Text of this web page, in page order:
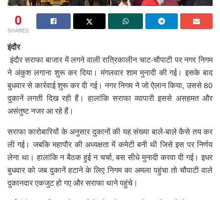
0
SHARES
इंदौर
इंदौर सराफा बाजार में लगने वाली रात्रिकालीन चाट-चौपाटी पर नगर निगम
ने अंकुश लगाना शुरू कर दिया। मंगलवार शाम मुनादी की गई। इसके बाद
बुधवार से कार्रवाई शुरू कर दी गई। नगर निगम ने जो ऐलान किया, उससे 80
दुकानें लगती दिख रही हैं। हालांकि सराफा व्यापारी इससे असहमत और
असंतुष्ट नजर आ रहे हैं।
सराफा कारोबारियों के अनुसार दुकानों की यह संख्या बाले-बाले कैसे तय कर
ली गई। जबकि महापौर की अध्यक्षता में कमेटी बनी थी जिसे इस पर निर्णय
लेना था। हालांकि न बैठक हुई न चर्चा, बस सीधे मुनादी करवा दी गई। इधर
बुधवार को जब दुकानें हटाने के लिए निगम का अमला पहुंचा तो चौपाटी वाले
दुकानदार एकजुट हो गए और सराफा थाने पहुंचे।